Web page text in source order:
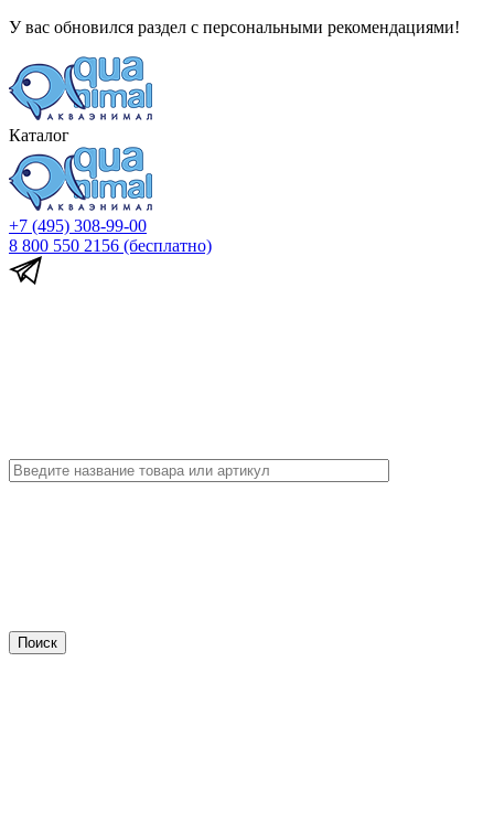
У вас обновился раздел с персональными рекомендациями!
Каталог
+7 (495) 308-99-00
8 800 550 2156 (бесплатно)